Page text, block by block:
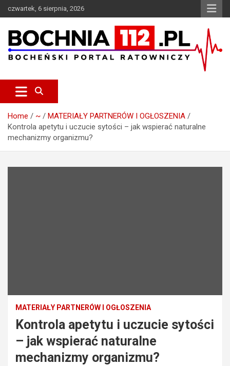
k
o
t
czwartek, 6 sierpnia, 2026
BOCHNIA112.pl
Home ~
MATERIAŁY PARTNERÓW I OGŁOSZENIA
Kontrola apetytu i uczucie sytości – jak wspierać naturalne
mechanizmy organizmu?
MATERIAŁY PARTNERÓW I OGŁOSZENIA
Kontrola apetytu i uczucie sytości
– jak wspierać naturalne
mechanizmy organizmu?